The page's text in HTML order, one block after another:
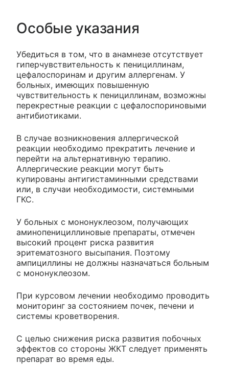
Особые указания
Убедиться в том, что в анамнезе отсутствует
гиперчувствительность к пенициллинам,
цефалоспоринам и другим аллергенам. У
больных, имеющих повышенную
чувствительность к пенициллинам, возможны
перекрестные реакции с цефалоспориновыми
антибиотиками.
В случае возникновения аллергической
реакции необходимо прекратить лечение и
перейти на альтернативную терапию.
Аллергические реакции могут быть
купированы антигистаминными средствами
или, в случаи необходимости, системными
ГКС.
У больных с мононуклеозом, получающих
аминопенициллиновые препараты, отмечен
высокий процент риска развития
эритематозного высыпания. Поэтому
ампициллины не должны назначаться больным
с мононуклеозом.
При курсовом лечении необходимо проводить
мониторинг за состоянием почек, печени и
системы кроветворения.
С целью снижения риска развития побочных
эффектов со стороны ЖКТ следует применять
препарат во время еды.